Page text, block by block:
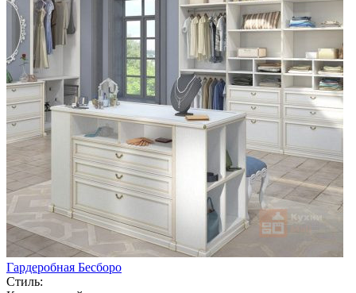
Гардеробная Бесборо
Стиль: